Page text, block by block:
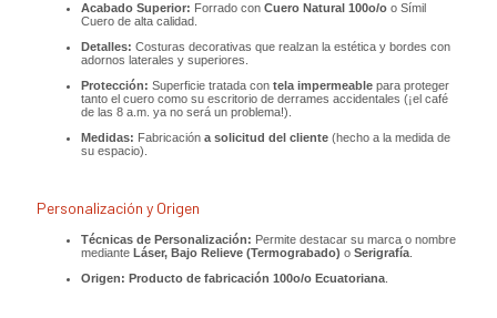
Acabado Superior: Forrado con Cuero Natural 100o/oo Símil
Cuero de alta calidad.
Detalles: Costuras decorativas que realzan la estética y bordes con
adornos laterales y superiores.
Protección: Superficie tratada con tela impermeablepara proteger
tanto el cuero como su escritorio de derrames accidentales (¡el café
de las 8 a.m. ya no será un problema!).
Medidas: Fabricación a solicitud del cliente(hecho a la medida de
su espacio).
Personalización y Origen
Técnicas de Personalización: Permite destacar su marca o nombre
mediante Láser, Bajo Relieve (Termograbado) o Serigrafía.
Origen: Producto de fabricación 100o/o Ecuatoriana.